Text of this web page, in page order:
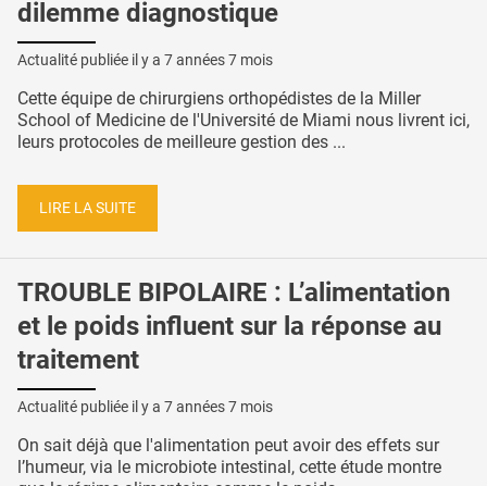
dilemme diagnostique
Actualité publiée il y a 7 années 7 mois
Cette équipe de chirurgiens orthopédistes de la Miller
School of Medicine de l'Université de Miami nous livrent ici,
leurs protocoles de meilleure gestion des ...
LIRE LA SUITE
TROUBLE BIPOLAIRE : L’alimentation
et le poids influent sur la réponse au
traitement
Actualité publiée il y a 7 années 7 mois
On sait déjà que l'alimentation peut avoir des effets sur
l’humeur, via le microbiote intestinal, cette étude montre